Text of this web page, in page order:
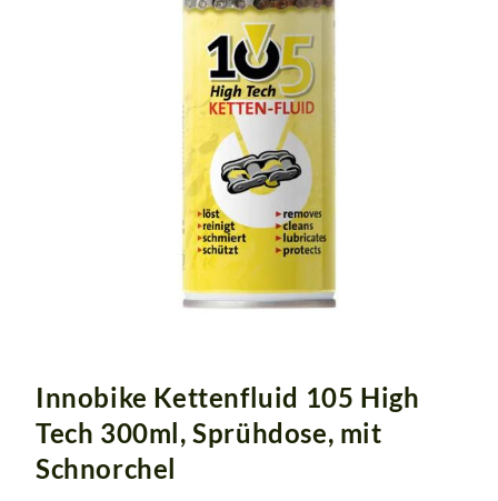
Innobike Kettenfluid 105 High
Tech 300ml, Sprühdose, mit
Schnorchel